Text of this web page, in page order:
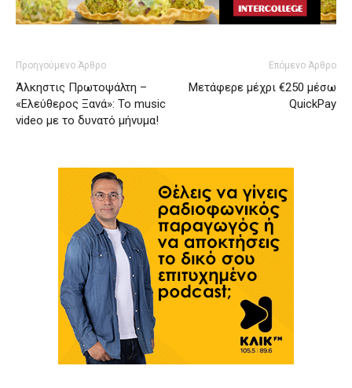
Προηγούμενο Άρθρο
Άλκηστις Πρωτοψάλτη –
«Ελεύθερος Ξανά»: Το music
video με το δυνατό μήνυμα!
Επόμενο Άρθρο
Μετάφερε μέχρι €250 μέσω
QuickPay